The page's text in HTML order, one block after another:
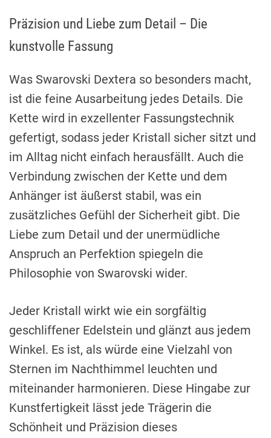
Präzision und Liebe zum Detail – Die
kunstvolle Fassung
Was Swarovski Dextera so besonders macht,
ist die feine Ausarbeitung jedes Details. Die
Kette wird in exzellenter Fassungstechnik
gefertigt, sodass jeder Kristall sicher sitzt und
im Alltag nicht einfach herausfällt. Auch die
Verbindung zwischen der Kette und dem
Anhänger ist äußerst stabil, was ein
zusätzliches Gefühl der Sicherheit gibt. Die
Liebe zum Detail und der unermüdliche
Anspruch an Perfektion spiegeln die
Philosophie von Swarovski wider.
Jeder Kristall wirkt wie ein sorgfältig
geschliffener Edelstein und glänzt aus jedem
Winkel. Es ist, als würde eine Vielzahl von
Sternen im Nachthimmel leuchten und
miteinander harmonieren. Diese Hingabe zur
Kunstfertigkeit lässt jede Trägerin die
Schönheit und Präzision dieses